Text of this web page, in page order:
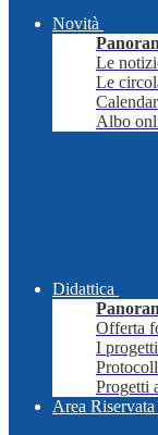
Novità
Le
Le
Albo
Didattica
Offerta
I
Progetti
Area